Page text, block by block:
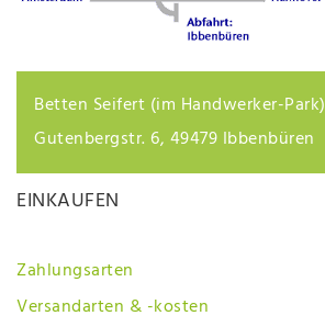
Betten Seifert (im Handwerker-Park)
Gutenbergstr. 6, 49479 Ibbenbüren
EINKAUFEN
Zahlungsarten
Versandarten & -kosten